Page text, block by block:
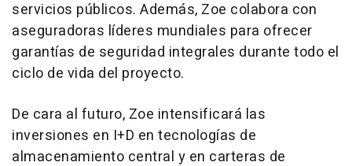
servicios públicos. Además, Zoe colabora con
aseguradoras líderes mundiales para ofrecer
garantías de seguridad integrales durante todo el
ciclo de vida del proyecto.
De cara al futuro, Zoe intensificará las
inversiones en I+D en tecnologías de
almacenamiento central y en carteras de